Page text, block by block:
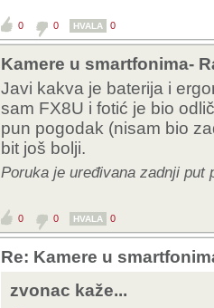
0 0 HVALA 0
Kamere u smartfonima-
Javi kakva je baterija i
sam FX8U i fotić je bio
pun pogodak (nisam bio
bit još bolji.
Poruka je uređivana zadnji put
0 0 HVALA 0
Re: Kamere u
zvonac kaže...